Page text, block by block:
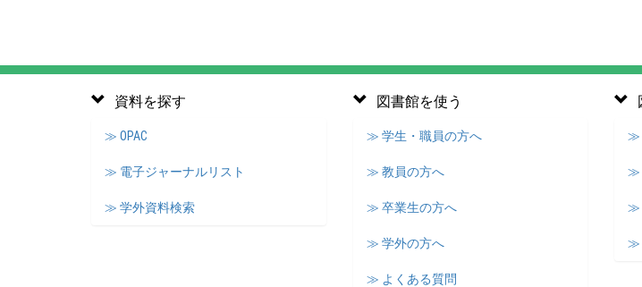
資料を探す
≫ OPAC
≫ 電子ジャーナルリスト
≫ 学外資料検索
図書館を使う
≫ 学生・職員の方へ
≫ 教員の方へ
≫ 卒業生の方へ
≫ 学外の方へ
≫ よくある質問
≫
≫
≫
≫